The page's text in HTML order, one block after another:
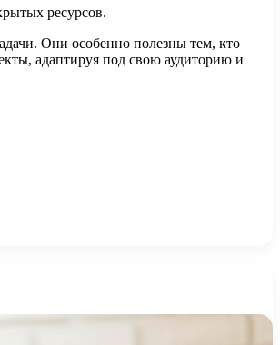
ресурсов.
Они особенно полезны тем, кто
адаптируя под свою аудиторию и